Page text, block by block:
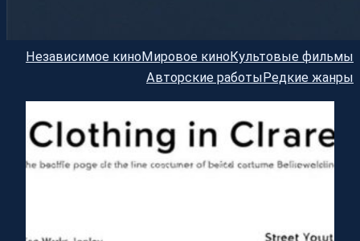
Независимое киноМировое киноКультовые фильмы
Авторские работыРедкие жанры